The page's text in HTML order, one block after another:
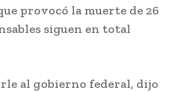
provocó la muerte de 26
siguen en total
al gobierno federal, dijo